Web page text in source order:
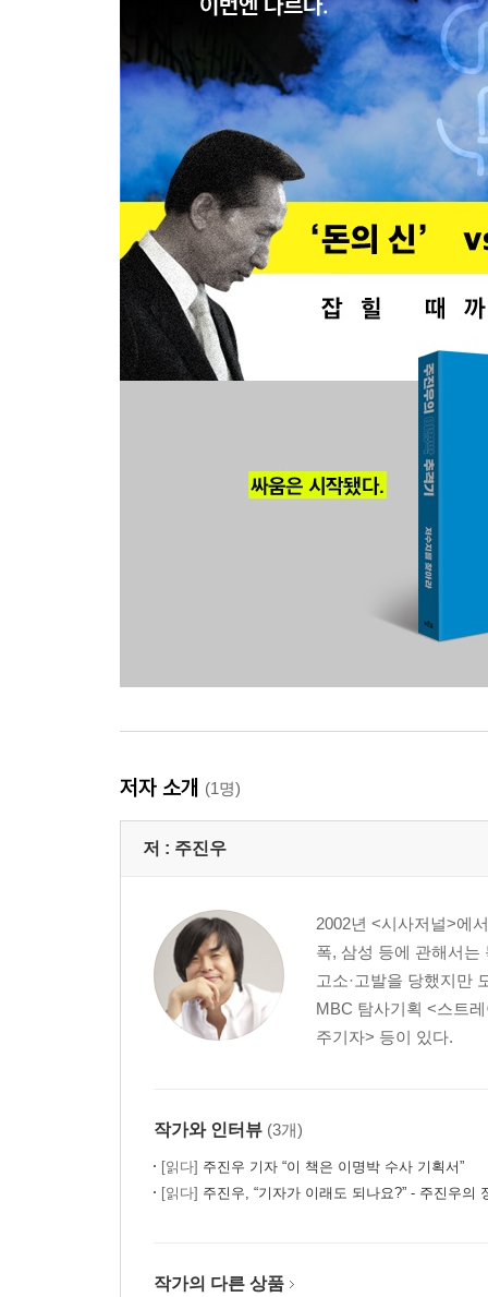
저자 소개 (1명)
저 : 주진우
2002년 <시사저널>에
폭, 삼성 등에 관해서는
고소·고발을 당했지만
MBC 탐사기획 <스트
주기자> 등이 있다.
작가와 인터뷰 (3개)
[읽다] 주진우 기자 “이 책은 이명박 수사 기획서”
[읽다] 주진우, “기자가 이래도 되나요?” - 주진우의 정통
작가의 다른 상품